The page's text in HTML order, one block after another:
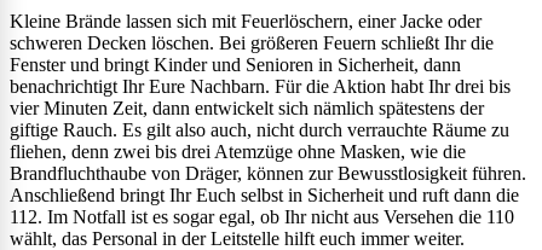
Kleine Brände lassen sich mit Feuerlöschern, einer Jacke oder
schweren Decken löschen. Bei größeren Feuern schließt Ihr die
Fenster und bringt Kinder und Senioren in Sicherheit, dann
benachrichtigt Ihr Eure Nachbarn. Für die Aktion habt Ihr drei bis
vier Minuten Zeit, dann entwickelt sich nämlich spätestens der
giftige Rauch. Es gilt also auch, nicht durch verrauchte Räume zu
fliehen, denn zwei bis drei Atemzüge ohne Masken, wie die
Brandfluchthaube von Dräger, können zur Bewusstlosigkeit führen.
Anschließend bringt Ihr Euch selbst in Sicherheit und ruft dann die
112. Im Notfall ist es sogar egal, ob Ihr nicht aus Versehen die 110
wählt, das Personal in der Leitstelle hilft euch immer weiter.